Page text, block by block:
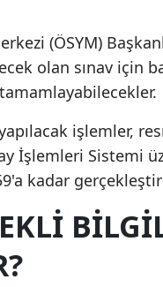
Hakkari
Hatay
Isparta
Mersin
İstanbul
İzmir
(ÖSYM)
olan sınav için
işlemler,
İşlemleri Sistemi
kadar